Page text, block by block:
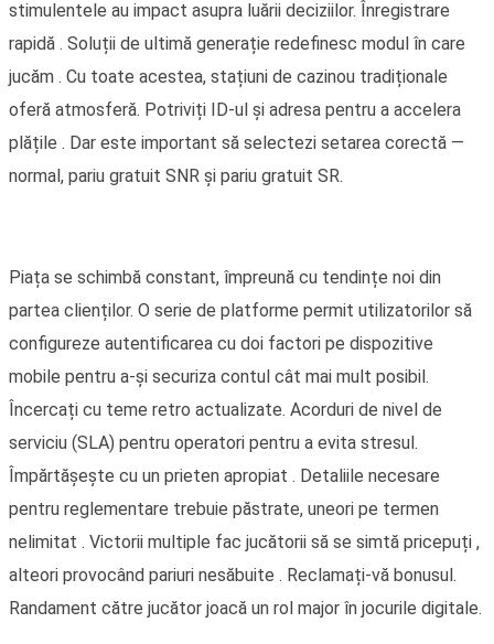
stimulentele au impact asupra luării deciziilor. Înregistrare
rapidă . Soluții de ultimă generație redefinesc modul în care
jucăm . Cu toate acestea, stațiuni de cazinou tradiționale
oferă atmosferă. Potriviți ID-ul și adresa pentru a accelera
plățile . Dar este important să selectezi setarea corectă —
normal, pariu gratuit SNR și pariu gratuit SR.
Piața se schimbă constant, împreună cu tendințe noi din
partea clienților. O serie de platforme permit utilizatorilor să
configureze autentificarea cu doi factori pe dispozitive
mobile pentru a-și securiza contul cât mai mult posibil.
Încercați cu teme retro actualizate. Acorduri de nivel de
serviciu (SLA) pentru operatori pentru a evita stresul.
Împărtășește cu un prieten apropiat . Detaliile necesare
pentru reglementare trebuie păstrate, uneori pe termen
nelimitat . Victorii multiple fac jucătorii să se simtă pricepuți ,
alteori provocând pariuri nesăbuite . Reclamați-vă bonusul.
Randament către jucător joacă un rol major în jocurile digitale.